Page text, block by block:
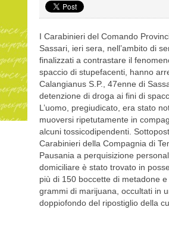
I Carabinieri del Comando
Sassari, ieri sera, nell’ambito di
finalizzati a contrastare il
spaccio di stupefacenti, hanno
Calangianus S.P., 47enne di
detenzione di droga ai fini di
L’uomo, pregiudicato, era stato
muoversi ripetutamente in
alcuni tossicodipendenti.
Carabinieri della Compagnia di
Pausania a perquisizione
domiciliare è stato trovato in
più di 150 boccette di metadone e
grammi di marijuana, occultati in
doppiofondo del ripostiglio della